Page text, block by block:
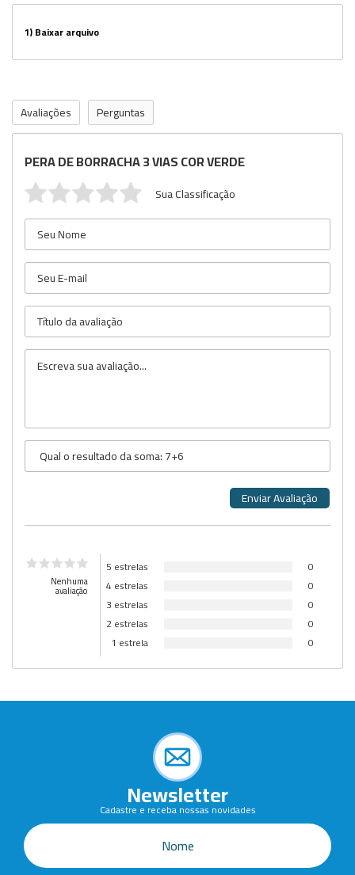
1)Baixar arquivo
Avaliações Perguntas
PERA DE BORRACHA 3 VIAS COR VERDE
Sua Classificação
Nenhuma
avaliação
5 estrelas
0
4 estrelas
0
3 estrelas
0
2 estrelas
0
1 estrela
0
Newsletter
Cadastre e receba nossas novidades